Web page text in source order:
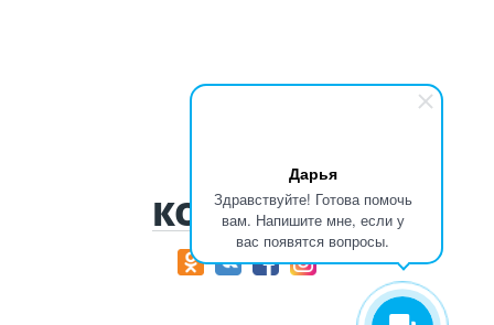
Дарья
Здравствуйте! Готова помочь
вам. Напишите мне, если у
вас появятся вопросы.
КОНТАКТЫ